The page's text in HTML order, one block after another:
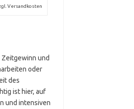
Versandkosten
und
oder
des
ist hier, auf
und intensiven